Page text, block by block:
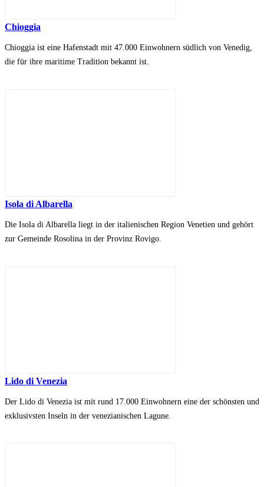
Chioggia
Chioggia ist eine Hafenstadt mit 47.000 Einwohnern südlich von Venedig,
die für ihre maritime Tradition bekannt ist.
Isola di Albarella
Die Isola di Albarella liegt in der italienischen Region Venetien und gehört
zur Gemeinde Rosolina in der Provinz Rovigo.
Lido di Venezia
Der Lido di Venezia ist mit rund 17.000 Einwohnern eine der schönsten und
exklusivsten Inseln in der venezianischen Lagune.